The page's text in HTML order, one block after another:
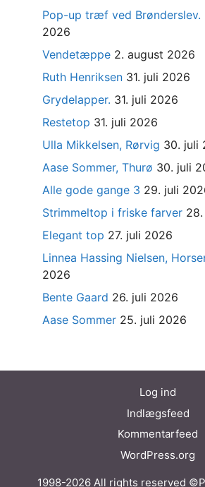
Pop-up træf ved Brønderslev.
2026
Vendetæppe 2. august 2026
Ruth Henriksen 31. juli 2026
Grydelapper. 31. juli 2026
Restetop 31. juli 2026
Ulla Mikkelsen, Rørvig 30. juli
Aase Sommer, Thurø 30. juli
Alle gode gange 3 29. juli
Strimmeltop i friske farver
Elegant top 27. juli 2026
Linnea Hassing Nielsen,
2026
Bente Gaard 26. juli 2026
Aase Sommer 25. juli 2026
Log ind
Indlægsfeed
Kommentarfeed
WordPress.org
1998-2026 All rights reserved